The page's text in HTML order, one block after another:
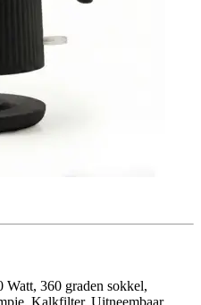
Watt, 360 graden sokkel,
Kalkfilter, Uitneembaar